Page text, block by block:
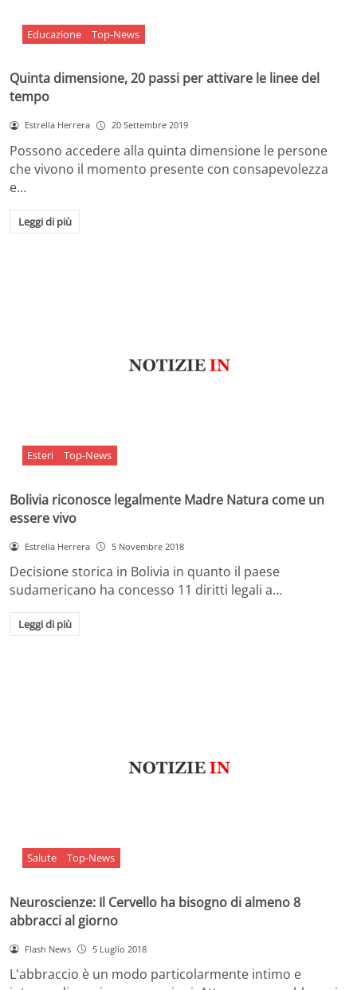
Educazione Top-News
Quinta dimensione, 20 passi per attivare le linee del
tempo
Estrella Herrera 20 Settembre 2019
Possono accedere alla quinta dimensione le persone
che vivono il momento presente con consapevolezza
e…
Leggi di più
Esteri Top-News
Bolivia riconosce legalmente Madre Natura come un
essere vivo
Estrella Herrera 5 Novembre 2018
Decisione storica in Bolivia in quanto il paese
sudamericano ha concesso 11 diritti legali a…
Leggi di più
Salute Top-News
Neuroscienze: Il Cervello ha bisogno di almeno 8
abbracci al giorno
Flash News 5 Luglio 2018
L'abbraccio è un modo particolarmente intimo e